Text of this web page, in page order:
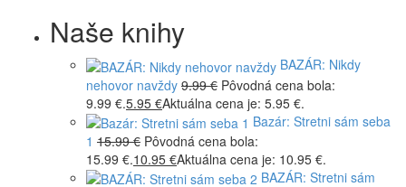
Naše knihy
BAZÁR: Nikdy
nehovor navždy 9.99€ Pôvodná cena bola:
9.99 €.5.95 €Aktuálna cena je: 5.95 €.
Bazár: Stretni sám seba
1 15.99€ Pôvodná cena bola:
15.99 €.10.95 €Aktuálna cena je: 10.95 €.
BAZÁR: Stretni sám